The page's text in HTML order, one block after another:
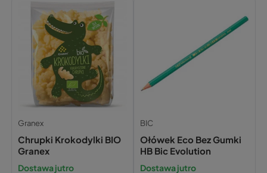
Granex
Chrupki Krokodylki BIO
Granex
Dostawa jutro
BIC
Ołówek Eco Bez Gumki
HB Bic Evolution
Dostawa jutro